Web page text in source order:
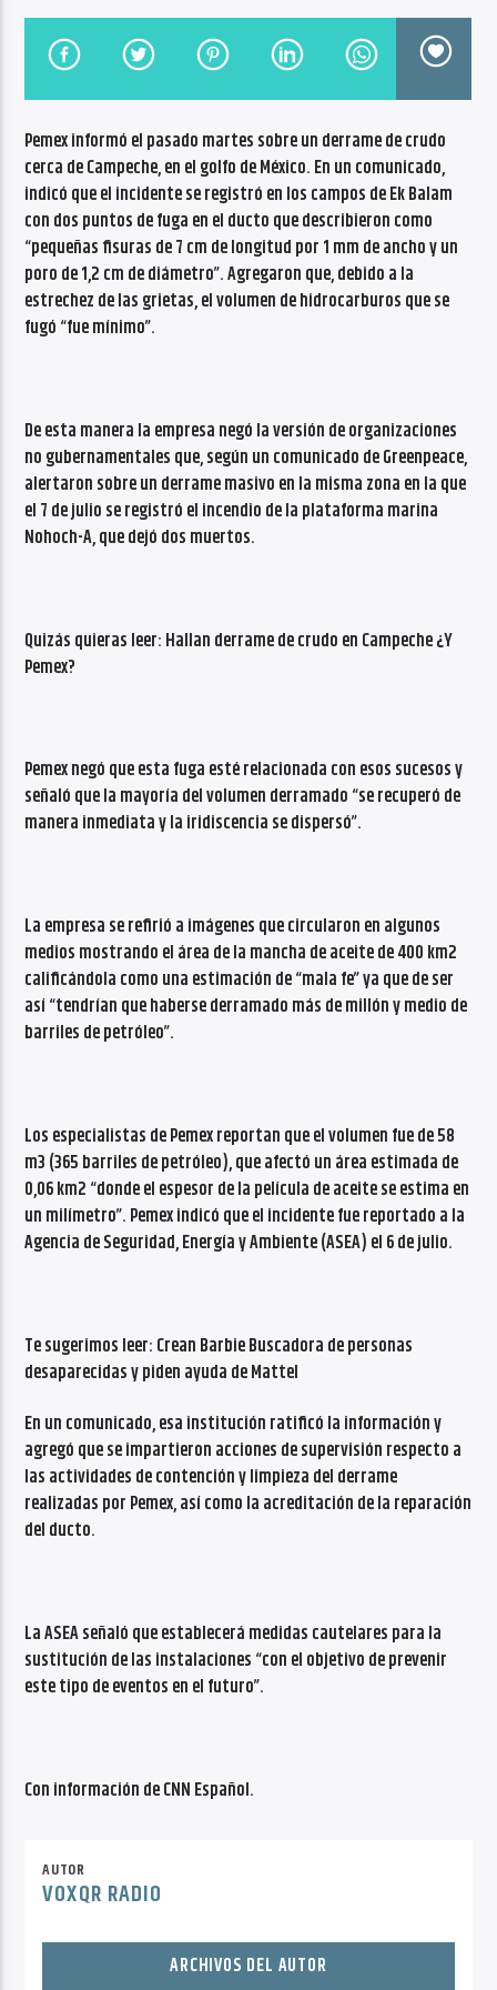
NO TITLES AVAILABLE
Radio VoxQR
Pemex informó el pasado martes sobre un derrame de crudo
cerca de Campeche, en el golfo de México. En un comunicado,
indicó que el incidente se registró en los campos de Ek Balam
con dos puntos de fuga en el ducto que describieron como
“pequeñas fisuras de 7 cm de longitud por 1 mm de ancho y un
poro de 1,2 cm de diámetro”. Agregaron que, debido a la
estrechez de las grietas, el volumen de hidrocarburos que se
fugó “fue mínimo”.
De esta manera la empresa negó la versión de organizaciones
no gubernamentales que, según un comunicado de Greenpeace,
alertaron sobre un derrame masivo en la misma zona en la que
el 7 de julio se registró el incendio de la plataforma marina
Nohoch-A, que dejó dos muertos.
Quizás quieras leer: Hallan derrame de crudo en Campeche ¿Y
Pemex?
Pemex negó que esta fuga esté relacionada con esos sucesos y
señaló que la mayoría del volumen derramado “se recuperó de
manera inmediata y la iridiscencia se dispersó”.
La empresa se refirió a imágenes que circularon en algunos
medios mostrando el área de la mancha de aceite de 400 km2
calificándola como una estimación de “mala fe” ya que de ser
así “tendrían que haberse derramado más de millón y medio de
barriles de petróleo”.
Los especialistas de Pemex reportan que el volumen fue de 58
m3 (365 barriles de petróleo), que afectó un área estimada de
0,06 km2 “donde el espesor de la película de aceite se estima en
un milímetro”. Pemex indicó que el incidente fue reportado a la
Agencia de Seguridad, Energía y Ambiente (ASEA) el 6 de julio.
Te sugerimos leer: Crean Barbie Buscadora de personas
desaparecidas y piden ayuda de Mattel
En un comunicado, esa institución ratificó la información y
agregó que se impartieron acciones de supervisión respecto a
las actividades de contención y limpieza del derrame
realizadas por Pemex, así como la acreditación de la reparación
del ducto.
La ASEA señaló que establecerá medidas cautelares para la
sustitución de las instalaciones “con el objetivo de prevenir
este tipo de eventos en el futuro”.
Con información de CNN Español.
AUTOR
VOXQR RADIO
ARCHIVOS DEL AUTOR